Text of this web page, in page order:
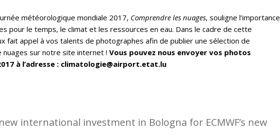
météorologique mondiale 2017, Comprendre les nuages, souligne l’importance
pour le temps, le climat et les ressources en eau. Dans le cadre de cette
fait appel à vos talents de photographes afin de publier une sélection de
nuages sur notre site internet ! Vous pouvez nous envoyer vos photos
à l’adresse : climatologie@airport.etat.lu
international investment in Bologna for ECMWF’s new